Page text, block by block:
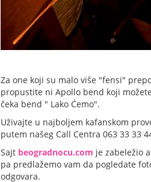
Za one koji su malo više "fensi"
propustite ni Apollo bend koji
čeka bend " Lako Ćemo".
Uživajte u najboljem kafanskom
putem našeg Call Centra 063 33 33
Sajt beogradnocu.com je zabeležio
pa predlažemo vam da pogledate
odgovara.